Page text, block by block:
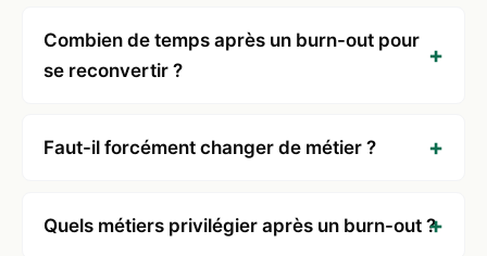
Combien de temps après un burn-out pour
se reconvertir ?
Faut-il forcément changer de métier ?
Quels métiers privilégier après un burn-out ?